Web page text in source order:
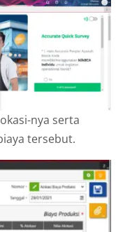
nya serta
tersebut.